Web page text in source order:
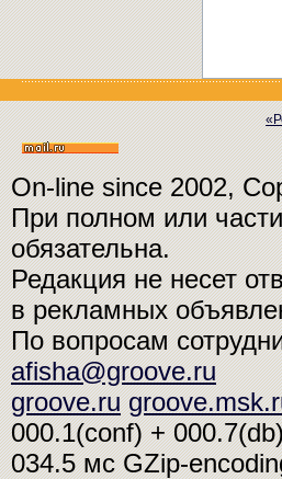
On-line since 2002,
При полном или
обязательна.
Редакция не несет
в рекламных
По вопросам
afisha@groove.ru
groove.ru
000.1(conf) +
034.5 мсGZip-